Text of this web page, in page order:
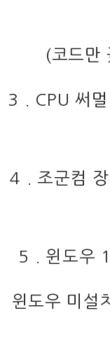
(코드만
3 . CPU 써
4 . 조군컴
5 . 윈도우
윈도우 미설